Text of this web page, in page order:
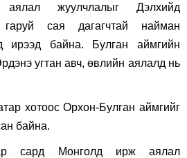
жуулчлалыг Дэлхийд
гаруй сая дагагчтай найман
ирээд байна. Булган аймгийн
угтан авч, өвлийн аялалд нь
хотоос Орхон-Булган аймгийг
байна.
сард Монголд ирж аялал